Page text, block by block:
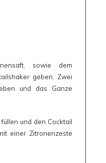
sowie dem
geben. Zwei
und das Ganze
und den Cocktail
einer Zitronenzeste